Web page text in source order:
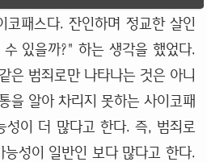
패스다. 잔인하며 정교한 살인
있을까?" 하는 생각을 했었다.
은 범죄로만 나타나는 것은 아니
을 알아 차리지 못하는 사이코패
성이 더 많다고 한다. 즉, 범죄로
성이 일반인 보다 많다고 한다.